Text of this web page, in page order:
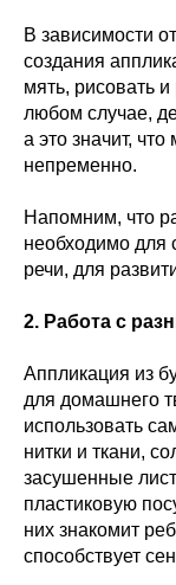
В зависимости
создания
мять, рисовать
любом случае,
а это значит,
непременно.
Напомним, что
необходимо для
речи, для
2. Работа с
Аппликация из
для домашнего
использовать
нитки и ткани,
засушенные
пластиковую
них знакомит
способствует